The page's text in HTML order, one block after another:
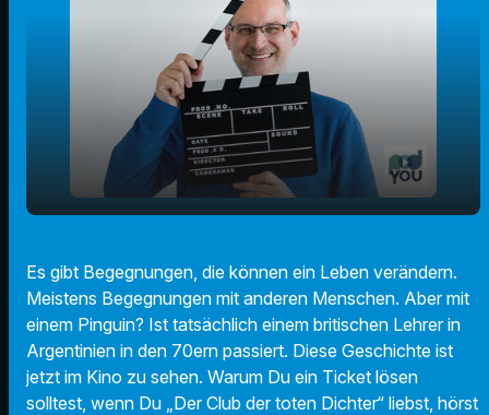
play_arrow
00:00 01:48
Es gibt Begegnungen, die können ein Leben verändern.
Meistens Begegnungen mit anderen Menschen. Aber mit
einem Pinguin? Ist tatsächlich einem britischen Lehrer in
Argentinien in den 70ern passiert. Diese Geschichte ist
jetzt im Kino zu sehen. Warum Du ein Ticket lösen
solltest, wenn Du „Der Club der toten Dichter“ liebst, hörst